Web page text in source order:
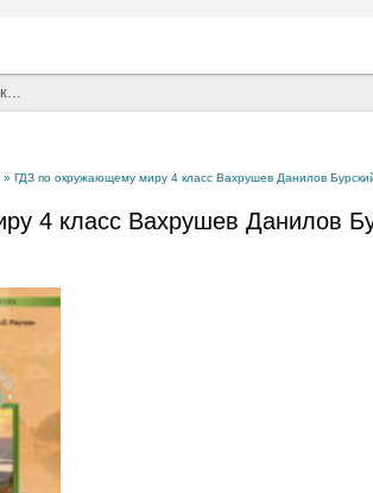
» ГДЗ по окружающему миру 4 класс Вахрушев Данилов
4 класс Вахрушев Данилов